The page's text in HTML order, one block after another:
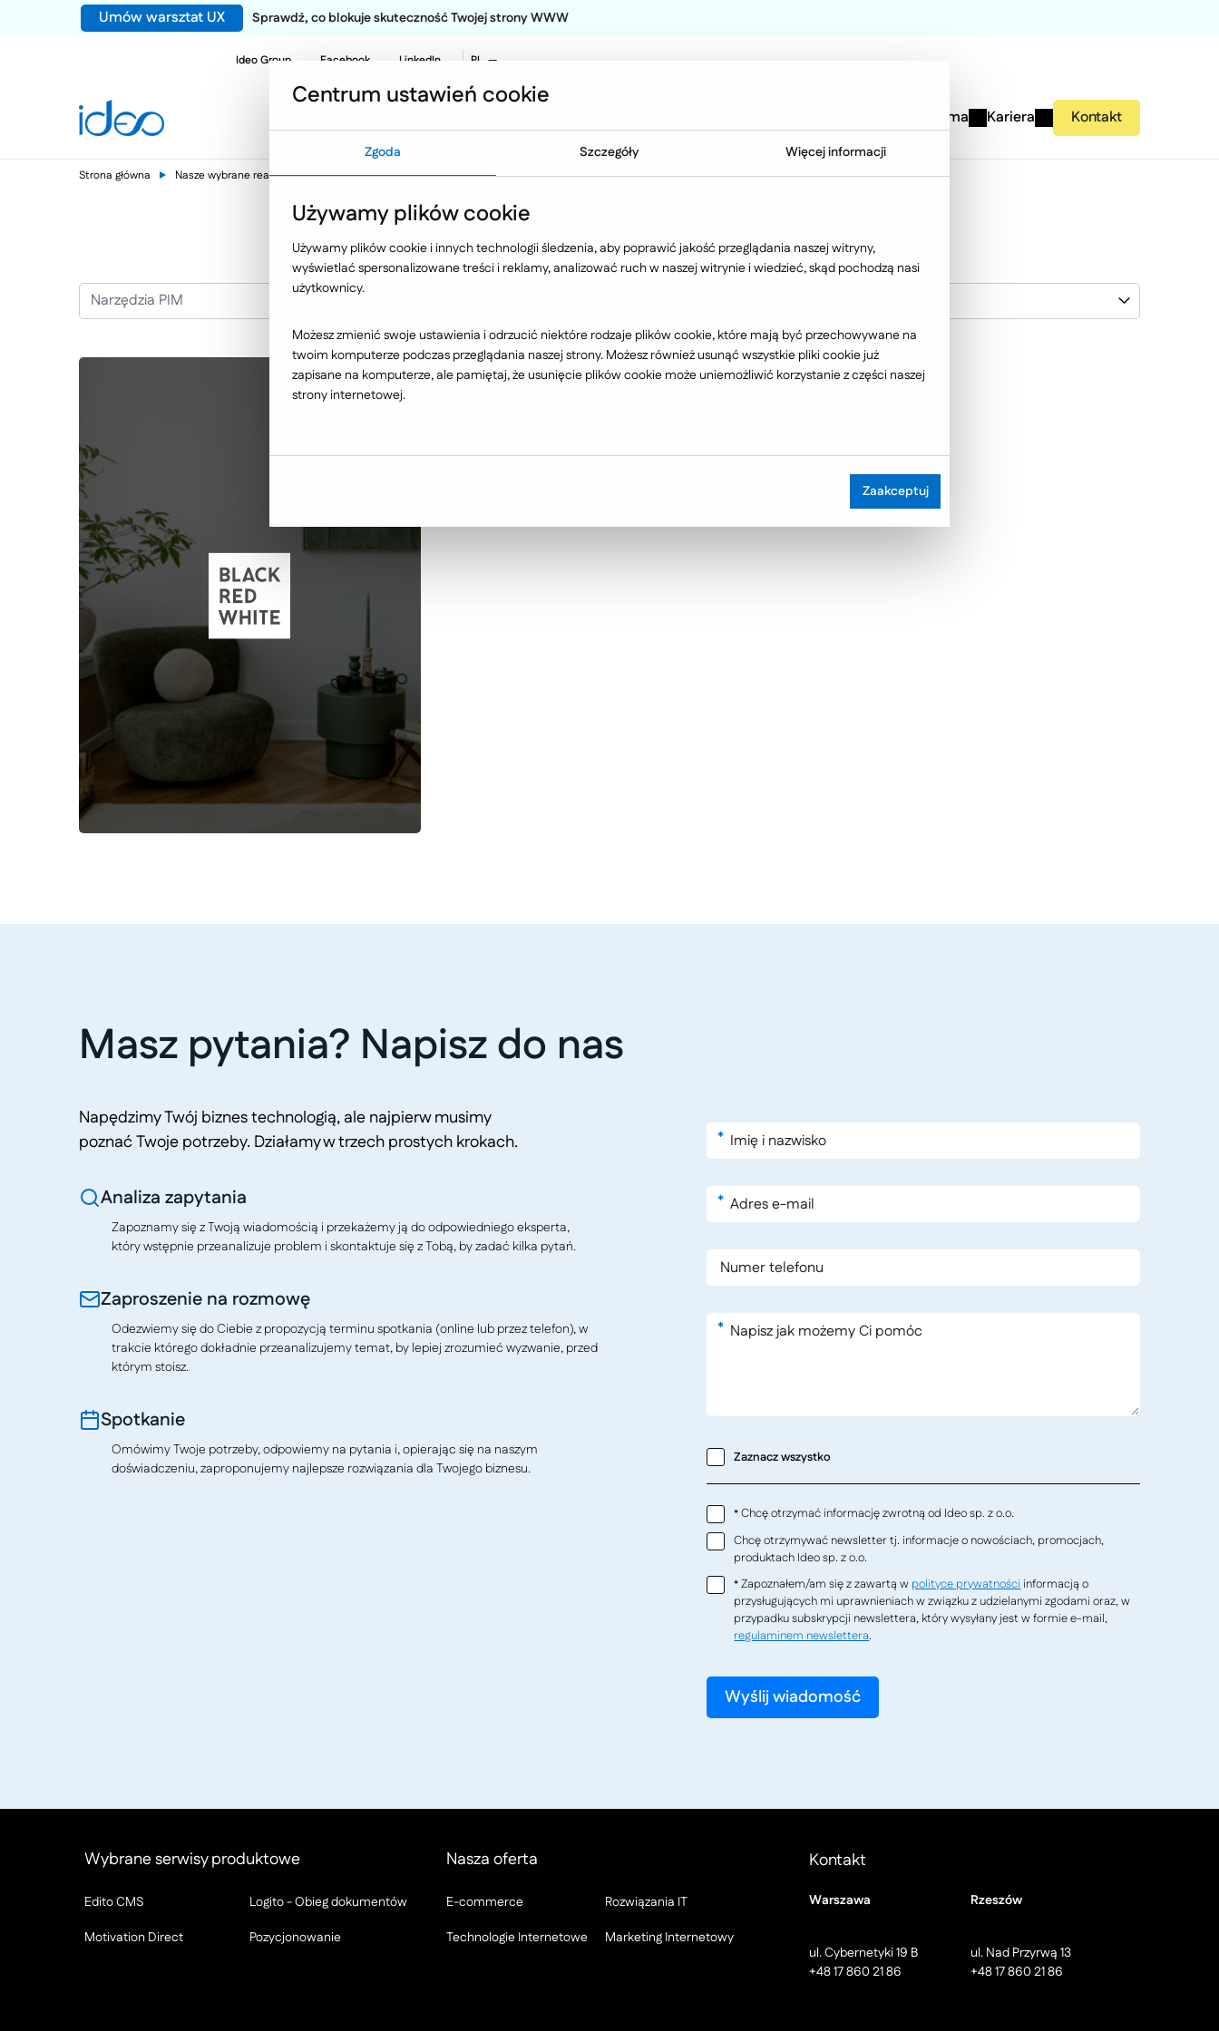
Umów warsztat UX Sprawdź, co blokuje skuteczność Twojej strony WWW
Ideo Group Facebook LinkedIn
PL
EN
NO
Firma Kariera Kontakt
Strona główna Nasze wybrane realizacje Narzędzia PIM Black Red White
Narzędzia PIM
Masz pytania? Napisz do nas
Napędzimy Twój biznes technologią, ale najpierw musimy
poznać Twoje potrzeby. Działamy w trzech prostych krokach.
Analiza zapytania
Zapoznamy się z Twoją wiadomością i przekażemy ją do odpowiedniego eksperta,
który wstępnie przeanalizuje problem i skontaktuje się z Tobą, by zadać kilka pytań.
Zaproszenie na rozmowę
Odezwiemy się do Ciebie z propozycją terminu spotkania (online lub przez telefon), w
trakcie którego dokładnie przeanalizujemy temat, by lepiej zrozumieć wyzwanie, przed
którym stoisz.
Spotkanie
Omówimy Twoje potrzeby, odpowiemy na pytania i, opierając się na naszym
doświadczeniu, zaproponujemy najlepsze rozwiązania dla Twojego biznesu.
*
*
*
Zaznacz wszystko
* Chcę otrzymać informację zwrotną od Ideo sp. z o.o.
Chcę otrzymywać newsletter tj. informacje o nowościach, promocjach,
produktach Ideo sp. z o.o.
* Zapoznałem/am się z zawartą w polityce prywatności informacją o
przysługujących mi uprawnieniach w związku z udzielanymi zgodami oraz, w
przypadku subskrypcji newslettera, który wysyłany jest w formie e-mail,
regulaminem newslettera.
Wybrane serwisy produktowe
Edito CMS
Logito - Obieg dokumentów
Motivation Direct
Pozycjonowanie
Nasza oferta
E-commerce
Rozwiązania IT
Technologie Internetowe
Marketing Internetowy
Kontakt
Warszawa
ul. Cybernetyki 19 B
+48 17 860 21 86
Rzeszów
ul. Nad Przyrwą 13
+48 17 860 21 86
Centrum ustawień cookie
Zgoda Szczegóły Więcej informacji
Używamy plików cookie
Używamy plików cookie i innych technologii śledzenia, aby poprawić jakość przeglądania naszej witryny,
wyświetlać spersonalizowane treści i reklamy, analizować ruch w naszej witrynie i wiedzieć, skąd pochodzą nasi
użytkownicy.
Możesz zmienić swoje ustawienia i odrzucić niektóre rodzaje plików cookie, które mają być przechowywane na
twoim komputerze podczas przeglądania naszej strony. Możesz również usunąć wszystkie pliki cookie już
zapisane na komputerze, ale pamiętaj, że usunięcie plików cookie może uniemożliwić korzystanie z części naszej
strony internetowej.
Zaakceptuj